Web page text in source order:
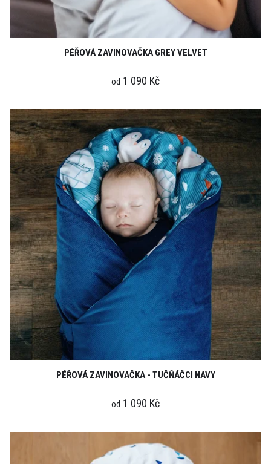
PÉŘOVÁ ZAVINOVAČKA GREY VELVET
od 1 090 Kč
PÉŘOVÁ ZAVINOVAČKA - TUČŇÁČCI NAVY
od 1 090 Kč